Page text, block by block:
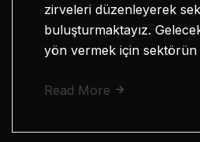
zirveleri düzenleyerek
buluşturmaktayız.
yön vermek için
Read More